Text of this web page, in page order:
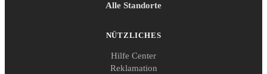
Alle Standorte
NÜTZLICHES
Hilfe Center
Reklamation